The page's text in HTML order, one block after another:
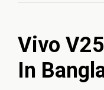
Vivo
In